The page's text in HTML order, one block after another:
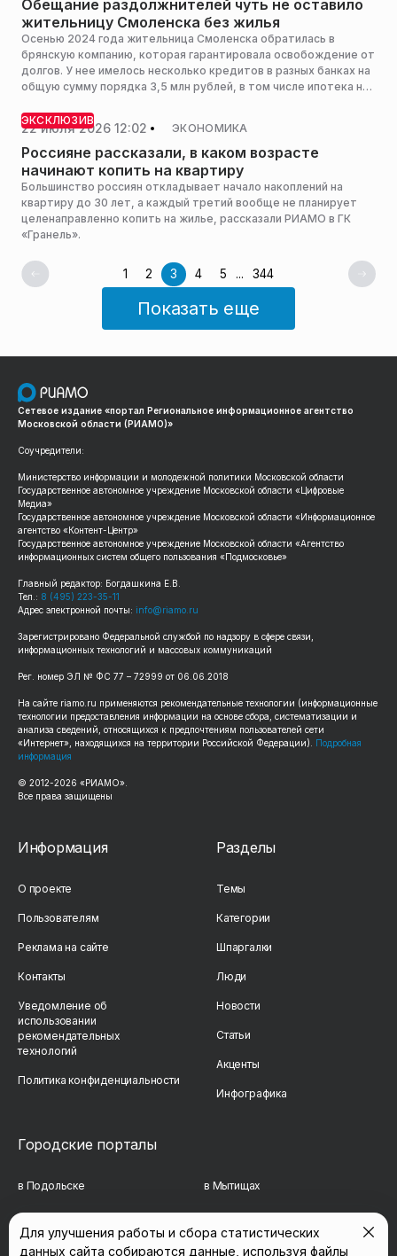
Обещание раздолжнителей чуть не оставило
жительницу Смоленска без жилья
Осенью 2024 года жительница Смоленска обратилась в
брянскую компанию, которая гарантировала освобождение от
долгов. У нее имелось несколько кредитов в разных банках на
общую сумму порядка 3,5 млн рублей, в том числе ипотека на
ипотеку вместе с квартирой сохраните.
ЭКСКЛЮЗИВ
22 июля 2026 12:02 ЭКОНОМИКА
Россияне рассказали, в каком возрасте
начинают копить на квартиру
Большинство россиян откладывает начало накоплений на
квартиру до 30 лет, а каждый третий вообще не планирует
целенаправленно копить на жилье, рассказали РИАМО в ГК
«Гранель».
1 2 3 4 5 ... 344
Показать еще
Сетевое издание «портал Региональное информационное агентство
Московской области (РИАМО)»
Соучредители:
Министерство информации и молодежной политики Московской области
Государственное автономное учреждение Московской области «Цифровые
Медиа»
Государственное автономное учреждение Московской области «Информационное
агентство «Контент-Центр»
Государственное автономное учреждение Московской области «Агентство
информационных систем общего пользования «Подмосковье»
Главный редактор: Богдашкина Е.В.
Тел.: 8 (495) 223-35-11
Адрес электронной почты: info@riamo.ru
Зарегистрировано Федеральной службой по надзору в сфере связи,
информационных технологий и массовых коммуникаций
Рег. номер ЭЛ № ФС 77 – 72999 от 06.06.2018
На сайте riamo.ru применяются рекомендательные технологии (информационные
технологии предоставления информации на основе сбора, систематизации и
анализа сведений, относящихся к предпочтениям пользователей сети
«Интернет», находящихся на территории Российской Федерации). Подробная
информация
© 2012-2026 «РИАМО».
Все права защищены
Информация
О проекте
Пользователям
Реклама на сайте
Контакты
Уведомление об
использовании
рекомендательных
технологий
Политика конфиденциальности
Разделы
Темы
Категории
Шпаргалки
Люди
Новости
Статьи
Акценты
Инфографика
Городские порталы
в Подольске в Мытищах
в Сергиевом Посаде в Люберцах
Для улучшения работы и сбора статистических
данных сайта собираются данные, используя файлы